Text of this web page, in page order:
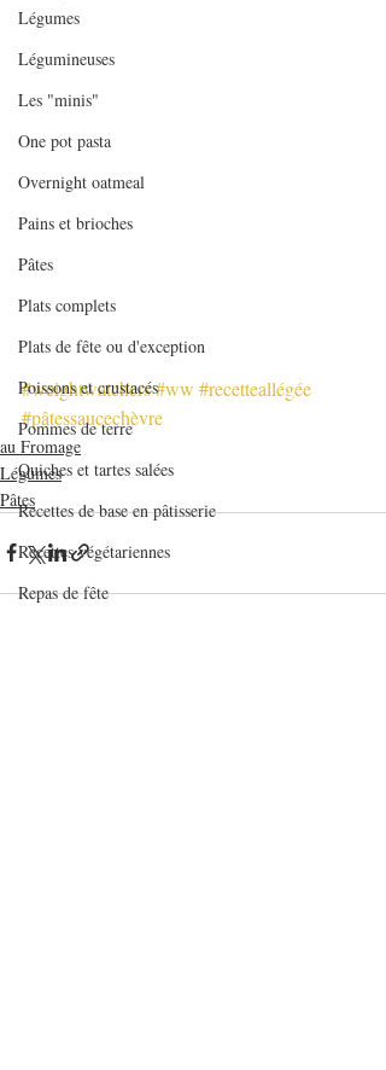
Légumes
Légumineuses
Les "minis"
One pot pasta
Overnight oatmeal
Pains et brioches
Pâtes
Plats complets
Plats de fête ou d'exception
Poissons et crustacés
Pommes de terre
Quiches et tartes salées
Recettes de base en pâtisserie
Recettes végétariennes
Repas de fête
#weightwatchers#ww #recetteallégée
#pâtessaucechèvre
au Fromage
Légumes
Pâtes